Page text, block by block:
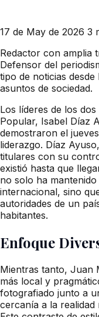
17 de May de 2026 3
Redactor con amplia
Defensor del
tipo de noticias
asuntos de sociedad.
Los líderes de los
Popular, Isabel Díaz
demostraron el
liderazgo. Díaz
titulares con su
existió hasta que
no solo ha
internacional, sino
autoridades de un
habitantes.
Enfoque
Mientras tanto, Juan
más local y
fotografiado junto a
cercanía a la